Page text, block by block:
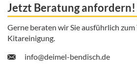
Jetzt Beratung anfordern!
Gerne beraten wir Sie ausführlich zum
Kitareinigung.
info@deimel-bendisch.de